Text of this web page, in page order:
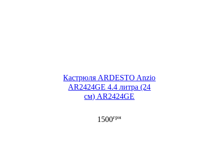
Кастрюля ARDESTO Anzio
AR2424GE 4.4 литра (24
см) AR2424GE
1500грн